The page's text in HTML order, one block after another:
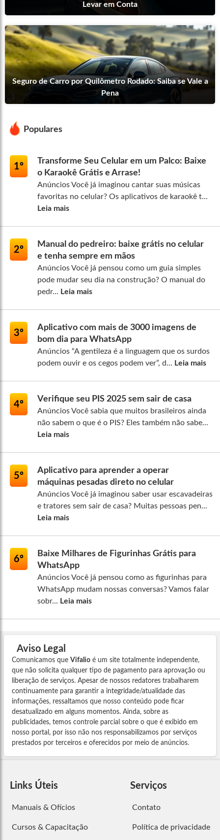
Levar em Conta
Seguro de Carro por Quilômetro Rodado: Saiba se Vale a
Pena
Populares
1º
Transforme Seu Celular em um Palco: Baixe
o Karaokê Grátis e Arrase!
Anúncios Você já imaginou cantar suas músicas
favoritas no celular? Os aplicativos de karaokê t...
Leia mais
2º
Manual do pedreiro: baixe grátis no celular
e tenha sempre em mãos
Anúncios Você já pensou como um guia simples
pode mudar seu dia na construção? O manual do
pedr... Leia mais
3º
Aplicativo com mais de 3000 imagens de
bom dia para WhatsApp
Anúncios “A gentileza é a linguagem que os surdos
podem ouvir e os cegos podem ver”, d... Leia mais
4º
Verifique seu PIS 2025 sem sair de casa
Anúncios Você sabia que muitos brasileiros ainda
não sabem o que é o PIS? Eles também não sabe...
Leia mais
5º
Aplicativo para aprender a operar
máquinas pesadas direto no celular
Anúncios Você já imaginou saber usar escavadeiras
e tratores sem sair de casa? Muitas pessoas pen...
Leia mais
6º
Baixe Milhares de Figurinhas Grátis para
WhatsApp
Anúncios Você já pensou como as figurinhas para
WhatsApp mudam nossas conversas? Vamos falar
sobr... Leia mais
Aviso Legal
Comunicamos que Vifalio é um site totalmente independente,
que não solicita qualquer tipo de pagamento para aprovação ou
liberação de serviços. Apesar de nossos redatores trabalharem
continuamente para garantir a integridade/atualidade das
informações, ressaltamos que nosso conteúdo pode ficar
desatualizado em alguns momentos. Ainda, sobre as
publicidades, temos controle parcial sobre o que é exibido em
nosso portal, por isso não nos responsabilizamos por serviços
prestados por terceiros e oferecidos por meio de anúncios.
Links Úteis
Manuais & Ofícios
Cursos & Capacitação
Serviços
Contato
Política de privacidade